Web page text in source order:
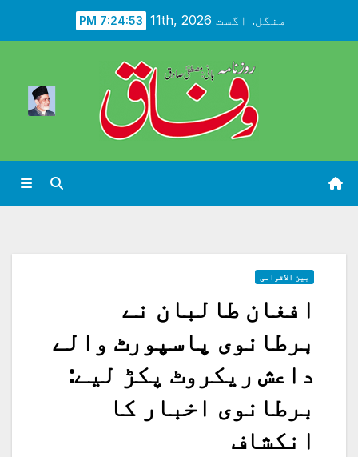
منگل. اگست 11th, 2026 7:24:54 PM
بین الاقوامی
افغان طالبان نے
برطانوی پاسپورٹ والے
داعش ریکروٹ پکڑ لیے:
برطانوی اخبار کا
انکشاف